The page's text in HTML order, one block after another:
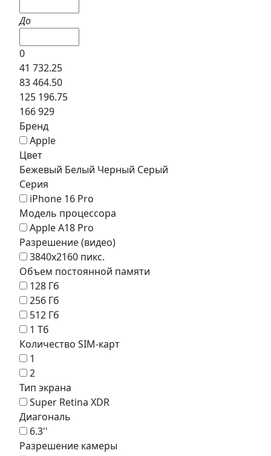
До
0
41 732.25
83 464.50
125 196.75
166 929
Бренд
Apple
Цвет
Бежевый Белый Черный Серый
Серия
iPhone 16 Pro
Модель процессора
Apple A18 Pro
Разрешение (видео)
3840x2160 пикс.
Объем постоянной памяти
128 Гб
256 Гб
512 Гб
1 Тб
Количество SIM-карт
1
2
Тип экрана
Super Retina XDR
Диагональ
6.3''
Разрешение камеры